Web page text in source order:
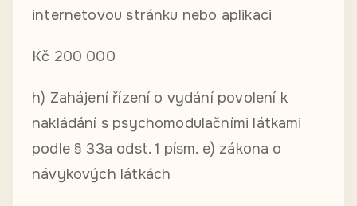
internetovou stránku nebo aplikaci
Kč 200 000
h) Zahájení řízení o vydání povolení k
nakládání s psychomodulačními látkami
podle § 33a odst. 1 písm. e) zákona o
návykových látkách